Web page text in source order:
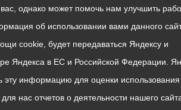
однако может помочь нам улучшить
об использовании вами данного
cookie, будет передаваться Яндексу и
Яндекса в ЕС и Российской Федерации.
эту информацию для оценки
нас отчетов о деятельности нашего